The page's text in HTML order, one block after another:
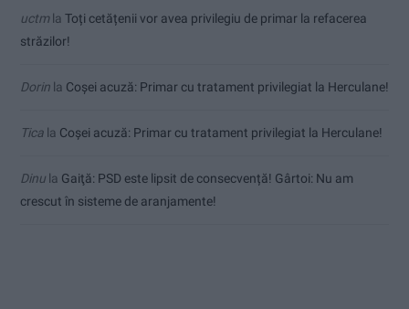
uctmla Toți cetățenii vor avea privilegiu de primar la refacerea
străzilor!
Dorin la Coșei acuză: Primar cu tratament privilegiat la Herculane!
Tica la Coșei acuză: Primar cu tratament privilegiat la Herculane!
Dinu la Gaiţă: PSD este lipsit de consecvență! Gârtoi: Nu am
crescut în sisteme de aranjamente!